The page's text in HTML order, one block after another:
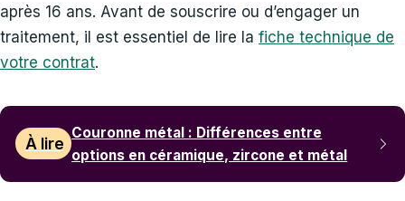
après 16 ans. Avant de souscrire ou d’engager un
traitement, il est essentiel de lire la fiche technique de
votre contrat.
À lire
Couronne métal : Différences entre
options en céramique, zircone et métal